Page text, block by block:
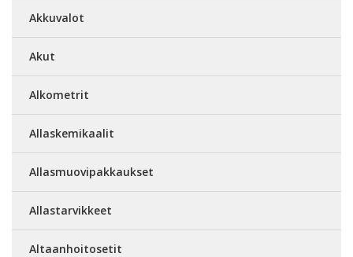
Akkuvalot
Akut
Alkometrit
Allaskemikaalit
Allasmuovipakkaukset
Allastarvikkeet
Altaanhoitosetit